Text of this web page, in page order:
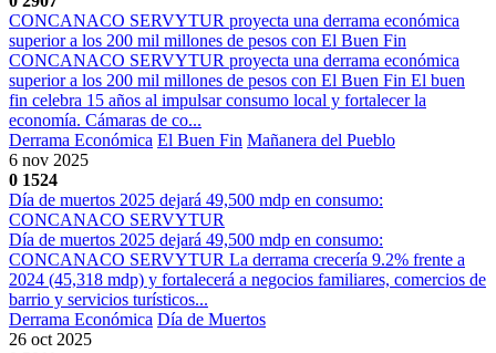
CONCANACO SERVYTUR proyecta una derrama económica
superior a los 200 mil millones de pesos con El Buen Fin
CONCANACO SERVYTUR proyecta una derrama económica
superior a los 200 mil millones de pesos con El Buen Fin El buen
fin celebra 15 años al impulsar consumo local y fortalecer la
economía. Cámaras de co...
Derrama Económica El Buen Fin Mañanera del Pueblo
6 nov 2025
0 1524
Día de muertos 2025 dejará 49,500 mdp en consumo:
CONCANACO SERVYTUR
Día de muertos 2025 dejará 49,500 mdp en consumo:
CONCANACO SERVYTUR La derrama crecería 9.2% frente a
2024 (45,318 mdp) y fortalecerá a negocios familiares, comercios de
barrio y servicios turísticos...
Derrama Económica Día de Muertos
26 oct 2025